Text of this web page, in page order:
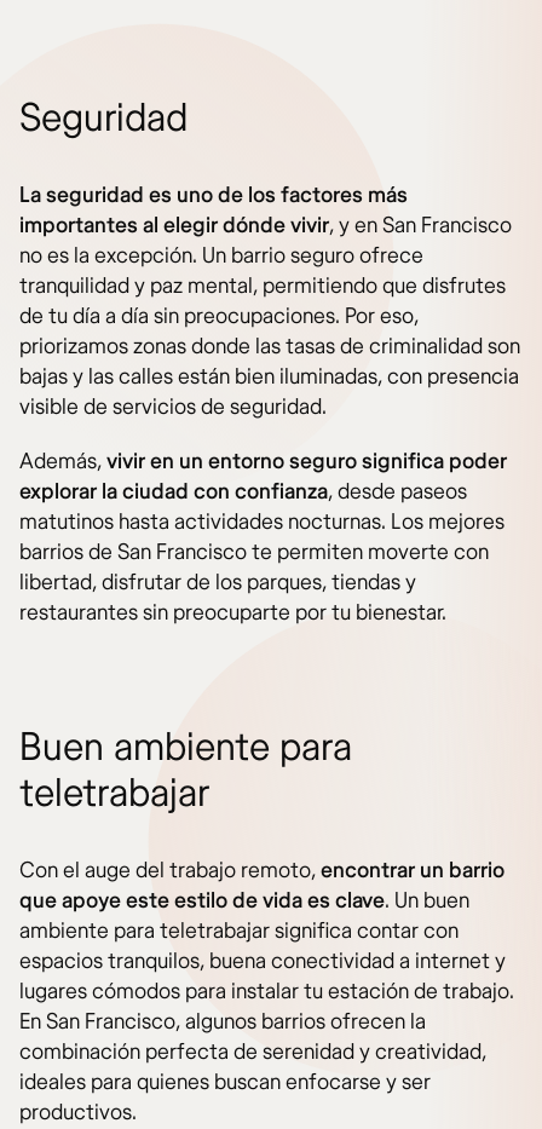
Seguridad
La seguridad es uno de los factores más
importantes al elegir dónde vivir, y en San Francisco
no es la excepción. Un barrio seguro ofrece
tranquilidad y paz mental, permitiendo que disfrutes
de tu día a día sin preocupaciones. Por eso,
priorizamos zonas donde las tasas de criminalidad son
bajas y las calles están bien iluminadas, con presencia
visible de servicios de seguridad.
Además,vivir en un entorno seguro significa poder
explorar la ciudad con confianza, desde paseos
matutinos hasta actividades nocturnas. Los mejores
barrios de San Francisco te permiten moverte con
libertad, disfrutar de los parques, tiendas y
restaurantes sin preocuparte por tu bienestar.
Buen ambiente para
teletrabajar
Con el auge del trabajo remoto,encontrar un barrio
que apoye este estilo de vida es clave. Un buen
ambiente para teletrabajar significa contar con
espacios tranquilos, buena conectividad a internet y
lugares cómodos para instalar tu estación de trabajo.
En San Francisco, algunos barrios ofrecen la
combinación perfecta de serenidad y creatividad,
ideales para quienes buscan enfocarse y ser
productivos.